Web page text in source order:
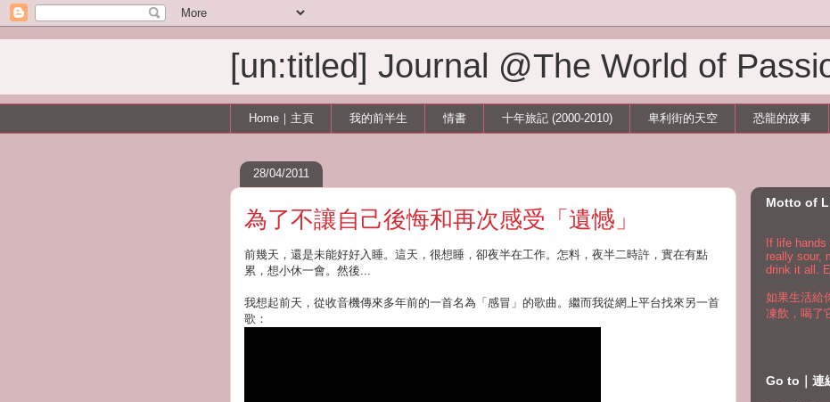
[un:titled] Journal @The World of
Home｜主頁 我的前半生 情書 十年旅記 (2000-2010) 卑利街的天空 恐龍的故事
28/04/2011
為了不讓自己後悔和再次感受「遺憾」
前幾天，還是未能好好入睡。這天，很想睡，卻夜半在工作。怎料，夜半二時許，實在有點
累，想小休一會。然後...
我想起前天，從收音機傳來多年前的一首名為「感冒」的歌曲。繼而我從網上平台找來另一首
歌：
Motto of
If life
really sour,
drink it all.
如果生活給
凍飲，喝了
Go to｜連